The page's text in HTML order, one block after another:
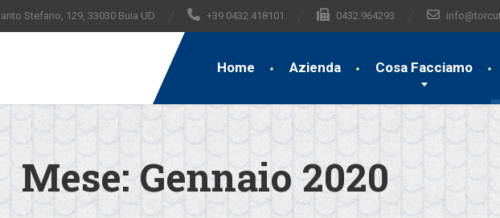
Stefano, 129, 33030 Buia UD +39 0432.418101 0432.964293
Home Azienda Cosa Facciamo
Mese:Gennaio 2020